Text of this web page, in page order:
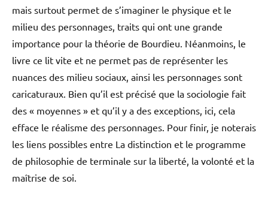
mais surtout permet de s’imaginer le physique et le
milieu des personnages, traits qui ont une grande
importance pour la théorie de Bourdieu. Néanmoins, le
livre ce lit vite et ne permet pas de représenter les
nuances des milieu sociaux, ainsi les personnages sont
caricaturaux. Bien qu’il est précisé que la sociologie fait
des « moyennes » et qu’il y a des exceptions, ici, cela
efface le réalisme des personnages. Pour finir, je noterais
les liens possibles entre La distinction et le programme
de philosophie de terminale sur la liberté, la volonté et la
maîtrise de soi.